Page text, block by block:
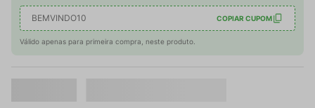
BEMVINDO10 COPIAR CUPOM
Válido apenas para primeira compra, neste produto.